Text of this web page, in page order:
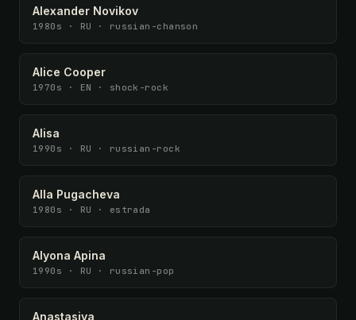
Alexander Novikov
1980s · RU · russian-chanson
Alice Cooper
1970s · EN · shock-rock
Alisa
1990s · RU · russian-rock
Alla Pugacheva
1980s · RU · estrada
Alyona Apina
1990s · RU · russian-pop
Anastasiya